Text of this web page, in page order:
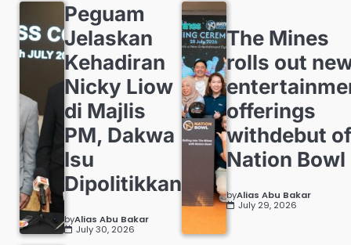
Peguam
Jelaskan
Kehadiran
Nicky Liow
di Majlis
PM, Dakwa
Isu
Dipolitikkan
byAlias Abu Bakar
July 30, 2026
The Mines
rolls out
offerings
withdebut
Nation Bowl
byAlias Abu Bakar
July 29, 2026